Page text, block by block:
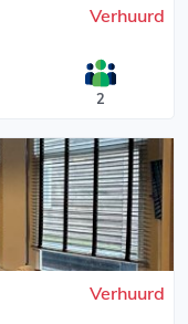
Verhuurd
2
Verhuurd